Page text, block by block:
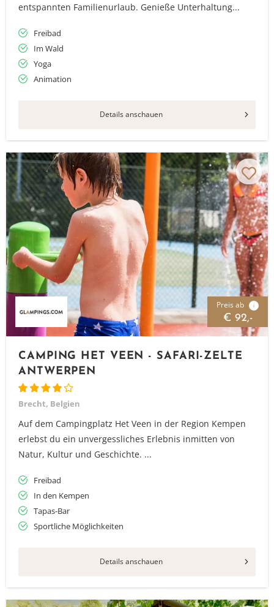
entspannten Familienurlaub. Genieße Unterhaltung...
Freibad
Im Wald
Yoga
Animation
Details anschauen
Preis ab i
€ 92,-
CAMPING HET VEEN - SAFARI-ZELTE
ANTWERPEN
Brecht, Belgien
Auf dem Campingplatz Het Veen in der Region Kempen
erlebst du ein unvergessliches Erlebnis inmitten von
Natur, Kultur und Geschichte. ...
Freibad
In den Kempen
Tapas-Bar
Sportliche Möglichkeiten
Details anschauen